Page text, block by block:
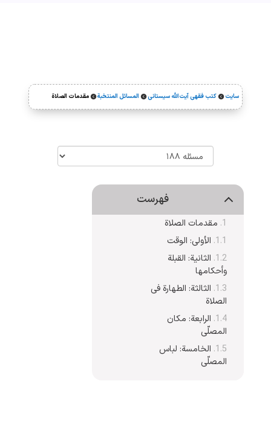
سایت  کتب فقهی آیت‌الله سیستانی  المسائل المنتخبة  مقدمات الصلاة
فهرست
مقدمات الصلاة
الأولی: الوقت
الثانیة: القبلة
وأحکامها
الثالثة: الطهارة فی
الصلاة
الرابعة: مکان
المصلّی
الخامسة: لباس
المصلّی